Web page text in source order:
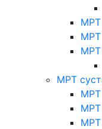
МРТ
МРТ
МРТ
МРТ
МРТ
МРТ
МРТ